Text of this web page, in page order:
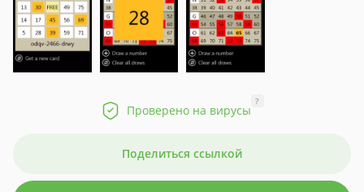
Проверено на вирусы
?
Поделиться ссылкой